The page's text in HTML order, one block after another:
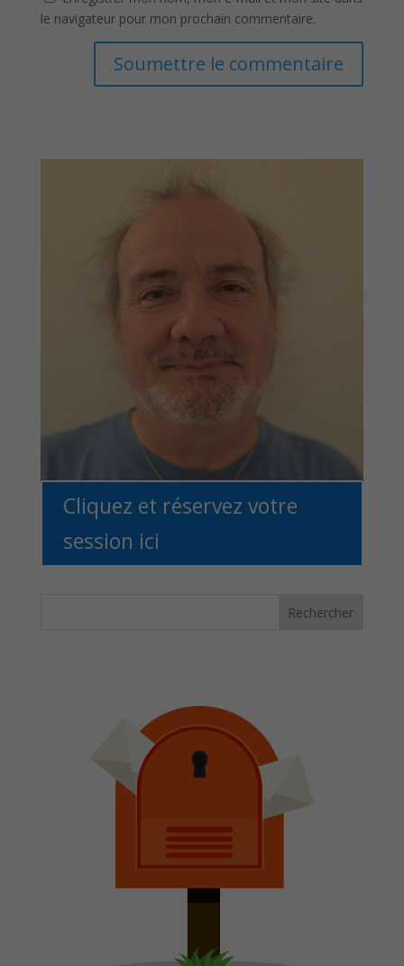
le navigateur pour mon prochain commentaire.
Soumettre le commentaire
Cliquez et réservez votre
session ici
Rechercher